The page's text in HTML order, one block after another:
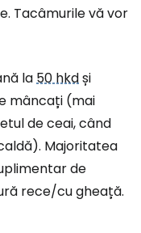
Tacâmurile vă vor
la50 hkdși
mâncați (mai
de ceai, când
Majoritatea
de
rece/cu gheață.